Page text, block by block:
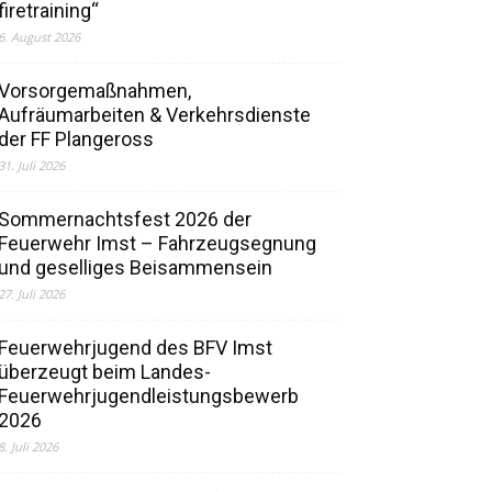
August 2026
& Verkehrsdienste
FF Plangeross
Juli 2026
2026 der
Imst – Fahrzeugsegnung
geselliges Beisammensein
Juli 2026
des BFV Imst
beim Landes-
Juli 2026